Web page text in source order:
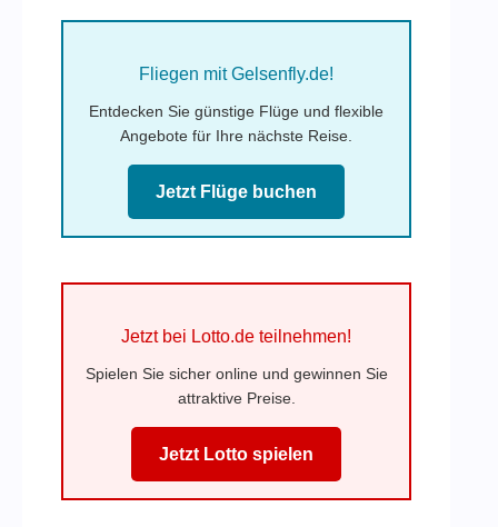
Fliegen mit Gelsenfly.de!
Entdecken Sie günstige Flüge und flexible
Angebote für Ihre nächste Reise.
Jetzt Flüge buchen
Jetzt bei Lotto.de teilnehmen!
Spielen Sie sicher online und gewinnen Sie
attraktive Preise.
Jetzt Lotto spielen